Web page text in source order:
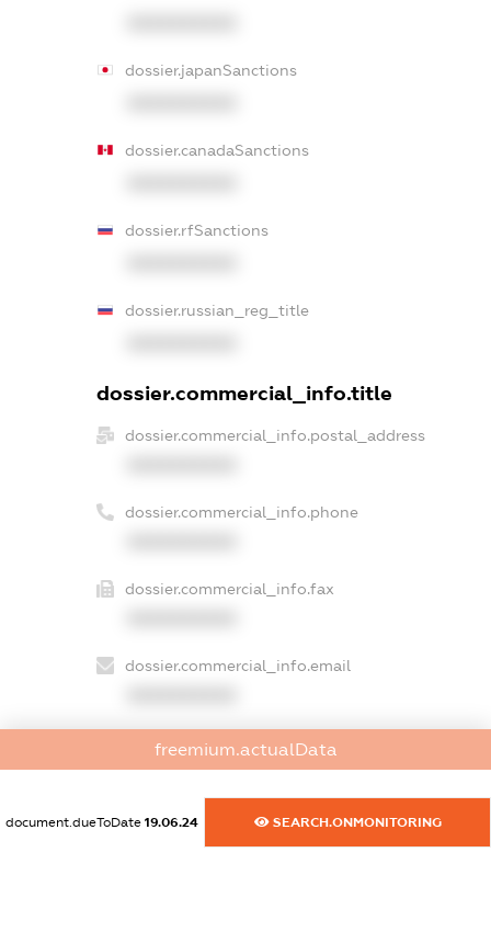
dossier.japanSanctions
dossier.canadaSanctions
dossier.rfSanctions
dossier.russian_reg_title
dossier.commercial_info.title
dossier.commercial_info.postal_address
dossier.commercial_info.phone
dossier.commercial_info.fax
dossier.commercial_info.email
dossier.commercial_info.website
XXXXXXXXXX
dossier.commercial_info.activity
XXXXXXXXXX
freemium.actualData
document.dueToDate 19.06.24 SEARCH.ONMONITORING